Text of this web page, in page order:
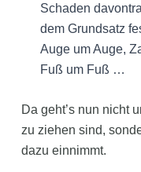
Schaden
dem Grundsatz
Auge um Auge,
Fuß um Fuß …
Da geht’s nun nicht
zu ziehen sind,
dazu einnimmt.